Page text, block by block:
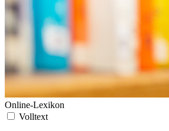
Online-Lexikon
Volltext